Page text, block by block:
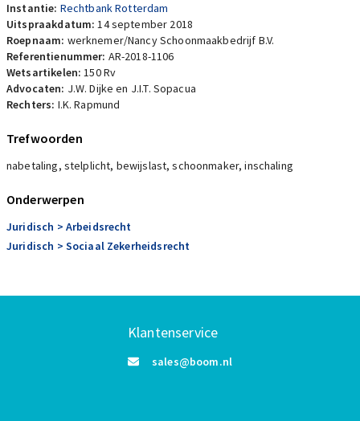
Instantie: Rechtbank Rotterdam
Uitspraakdatum:14 september 2018
Roepnaam: werknemer/Nancy Schoonmaakbedrijf B.V.
Referentienummer: AR-2018-1106
Wetsartikelen:150 Rv
Advocaten: J.W. Dijke en J.I.T. Sopacua
Rechters: I.K. Rapmund
Trefwoorden
nabetaling, stelplicht, bewijslast, schoonmaker, inschaling
Onderwerpen
Juridisch > Arbeidsrecht
Juridisch > Sociaal Zekerheidsrecht
Klantenservice
sales@boom.nl